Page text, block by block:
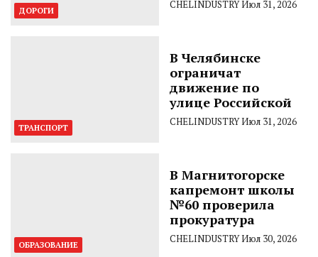
ДОРОГИ CHELINDUSTRYИюл 31, 2026
ТРАНСПОРТ
В Челябинске
ограничат
движение по
улице Российской
CHELINDUSTRYИюл 31, 2026
ОБРАЗОВАНИЕ
В Магнитогорске
капремонт школы
№60 проверила
прокуратура
CHELINDUSTRYИюл 30, 2026